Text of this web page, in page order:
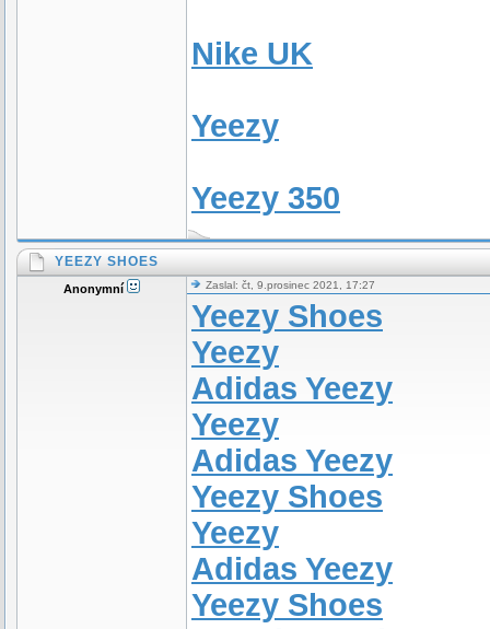
Nike UK
Yeezy
Yeezy 350
YEEZY SHOES
Anonymní Zaslal: čt, 9.prosinec 2021, 17:27
Yeezy Shoes
Yeezy
Adidas Yeezy
Yeezy
Adidas Yeezy
Yeezy Shoes
Yeezy
Adidas Yeezy
Yeezy Shoes